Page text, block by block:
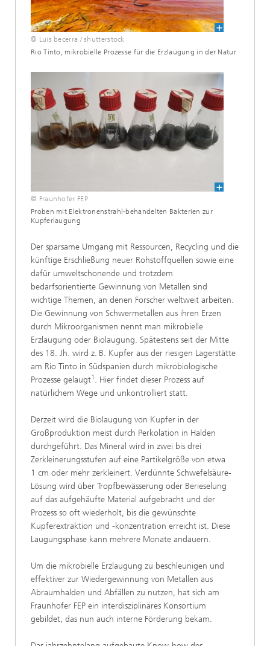
© Luis becerra / shutterstock
Rio Tinto, mikrobielle Prozesse für die Erzlaugung in der Natur
© Fraunhofer FEP
Proben mit Elektronenstrahl-behandelten Bakterien zur
Kupferlaugung
Der sparsame Umgang mit Ressourcen, Recycling und die
künftige Erschließung neuer Rohstoffquellen sowie eine
dafür umweltschonende und trotzdem
bedarfsorientierte Gewinnung von Metallen sind
wichtige Themen, an denen Forscher weltweit arbeiten.
Die Gewinnung von Schwermetallen aus ihren Erzen
durch Mikroorganismen nennt man mikrobielle
Erzlaugung oder Biolaugung. Spätestens seit der Mitte
des 18. Jh. wird z. B. Kupfer aus der riesigen Lagerstätte
am Rio Tinto in Südspanien durch mikrobiologische
Prozesse gelaugt1 . Hier findet dieser Prozess auf
natürlichem Wege und unkontrolliert statt.
Derzeit wird die Biolaugung von Kupfer in der
Großproduktion meist durch Perkolation in Halden
durchgeführt. Das Mineral wird in zwei bis drei
Zerkleinerungsstufen auf eine Partikelgröße von etwa
1 cm oder mehr zerkleinert. Verdünnte Schwefelsäure-
Lösung wird über Tropfbewässerung oder Berieselung
auf das aufgehäufte Material aufgebracht und der
Prozess so oft wiederholt, bis die gewünschte
Kupferextraktion und -konzentration erreicht ist. Diese
Laugungsphase kann mehrere Monate andauern.
Um die mikrobielle Erzlaugung zu beschleunigen und
effektiver zur Wiedergewinnung von Metallen aus
Abraumhalden und Abfällen zu nutzen, hat sich am
Fraunhofer FEP ein interdisziplinäres Konsortium
gebildet, das nun auch interne Förderung bekam.